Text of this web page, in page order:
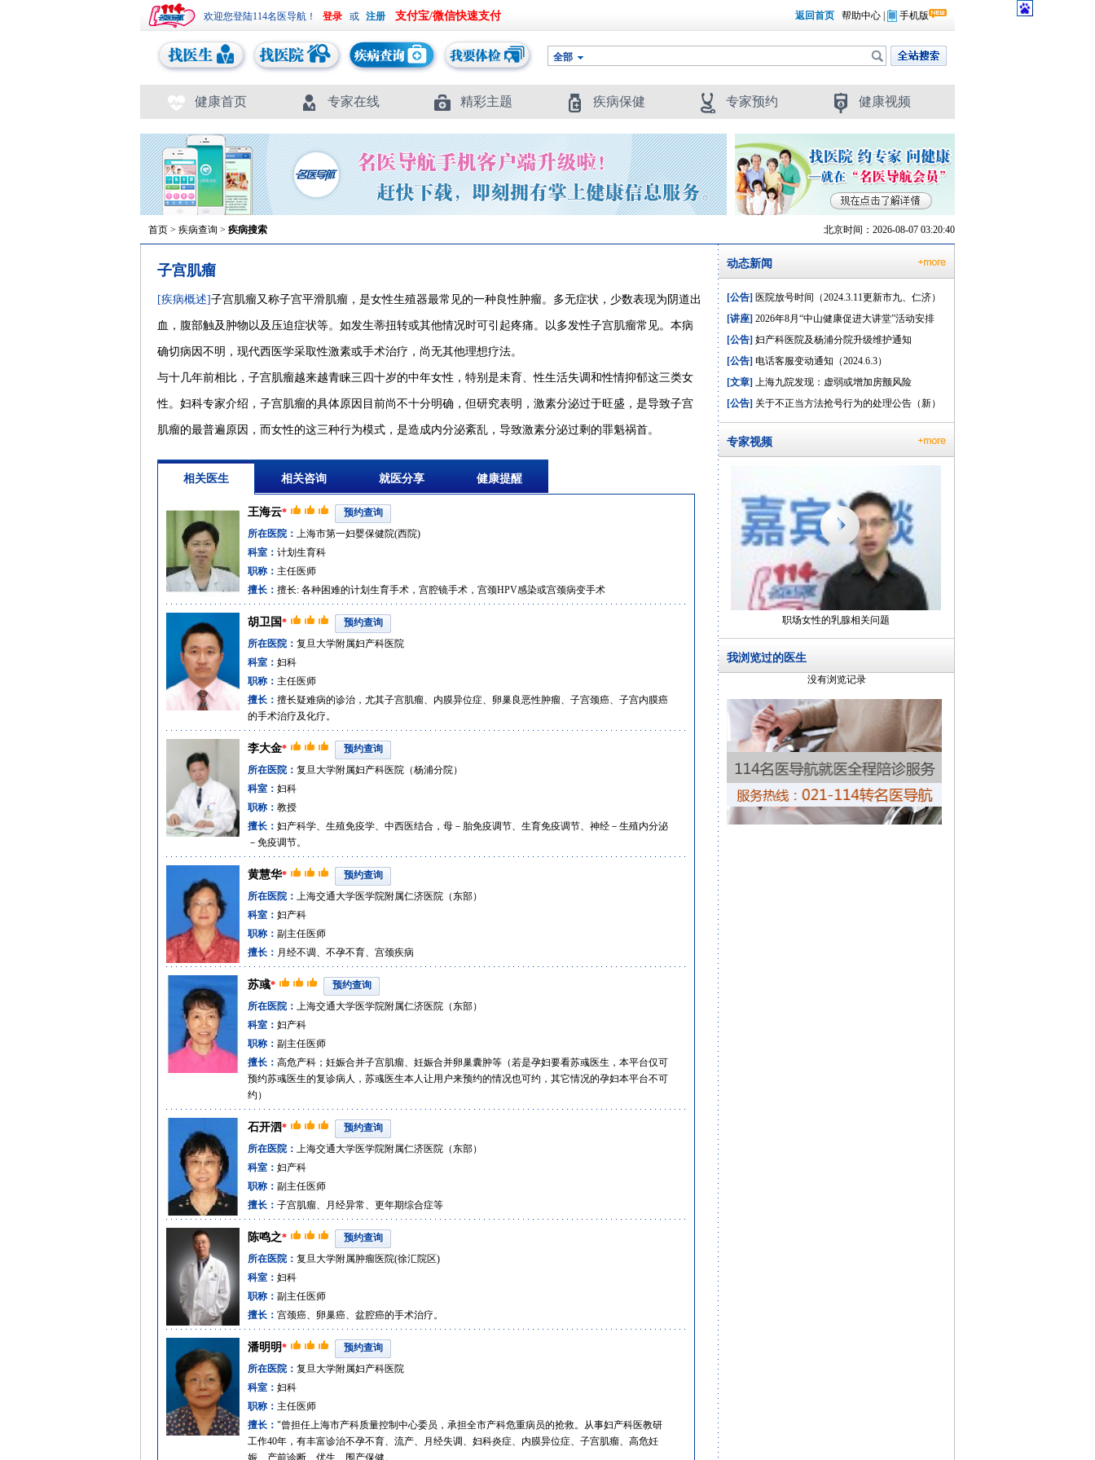
欢迎您登陆114名医导航！ 或 支付宝/微信快速支付 返回首页 帮助中心 手机版
全部
健康首页 专家在线 精彩主题 疾病保健 专家预约 健康视频
首页 > 疾病查询 > 疾病搜索 北京时间：2026-08-07 03:20:40
子宫肌瘤
[疾病概述]子宫肌瘤又称子宫平滑肌瘤，是女性生殖器最常见的一种良性肿瘤。多无症状，少数表现为阴道出
血，腹部触及肿物以及压迫症状等。如发生蒂扭转或其他情况时可引起疼痛。以多发性子宫肌瘤常见。本病
确切病因不明，现代西医学采取性激素或手术治疗，尚无其他理想疗法。
与十几年前相比，子宫肌瘤越来越青睐三四十岁的中年女性，特别是未育、性生活失调和性情抑郁这三类女
性。妇科专家介绍，子宫肌瘤的具体原因目前尚不十分明确，但研究表明，激素分泌过于旺盛，是导致子宫
肌瘤的最普遍原因，而女性的这三种行为模式，是造成内分泌紊乱，导致激素分泌过剩的罪魁祸首。
相关医生 相关咨询 就医分享 健康提醒
王海云*
预约查询
所在医院： 上海市第一妇婴保健院(西院)
科室： 计划生育科
职称： 主任医师
擅长： 擅长: 各种困难的计划生育手术，宫腔镜手术，宫颈HPV感染或宫颈病变手术
胡卫国*
预约查询
所在医院： 复旦大学附属妇产科医院
科室： 妇科
职称： 主任医师
擅长： 擅长疑难病的诊治，尤其子宫肌瘤、内膜异位症、卵巢良恶性肿瘤、子宫颈癌、子宫内膜癌
的手术治疗及化疗。
李大金*
预约查询
所在医院： 复旦大学附属妇产科医院（杨浦分院）
科室： 妇科
职称： 教授
擅长： 妇产科学、生殖免疫学、中西医结合，母－胎免疫调节、生育免疫调节、神经－生殖内分泌
－免疫调节。
黄慧华*
预约查询
所在医院： 上海交通大学医学院附属仁济医院（东部）
科室： 妇产科
职称： 副主任医师
擅长： 月经不调、不孕不育、宫颈疾病
苏彧*
预约查询
所在医院： 上海交通大学医学院附属仁济医院（东部）
科室： 妇产科
职称： 副主任医师
擅长： 高危产科；妊娠合并子宫肌瘤、妊娠合并卵巢囊肿等（若是孕妇要看苏彧医生，本平台仅可
预约苏彧医生的复诊病人，苏彧医生本人让用户来预约的情况也可约，其它情况的孕妇本平台不可
约）
石开泗*
预约查询
所在医院： 上海交通大学医学院附属仁济医院（东部）
科室： 妇产科
职称： 副主任医师
擅长： 子宫肌瘤、月经异常、更年期综合症等
陈鸣之*
预约查询
所在医院： 复旦大学附属肿瘤医院(徐汇院区)
科室： 妇科
职称： 副主任医师
擅长： 宫颈癌、卵巢癌、盆腔癌的手术治疗。
潘明明*
预约查询
所在医院： 复旦大学附属妇产科医院
科室： 妇科
职称： 主任医师
擅长： "曾担任上海市产科质量控制中心委员，承担全市产科危重病员的抢救。从事妇产科医教研
工作40年，有丰富诊治不孕不育、流产、月经失调、妇科炎症、内膜异位症、子宫肌瘤、高危妊
娠、产前诊断、优生、围产保健。
动态新闻
[公告] 医院放号时间（2024.3.11更新市九、仁济）
[讲座] 2026年8月“中山健康促进大讲堂”活动安排
[公告] 妇产科医院及杨浦分院升级维护通知
[公告] 电话客服变动通知（2024.6.3）
[文章] 上海九院发现：虚弱或增加房颤风险
[公告] 关于不正当方法抢号行为的处理公告（新）
专家视频
职场女性的乳腺相关问题
我浏览过的医生
没有浏览记录